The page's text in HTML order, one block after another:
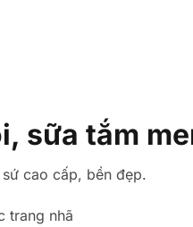
sữa tắm
cao cấp, bền đẹp.
trang nhã